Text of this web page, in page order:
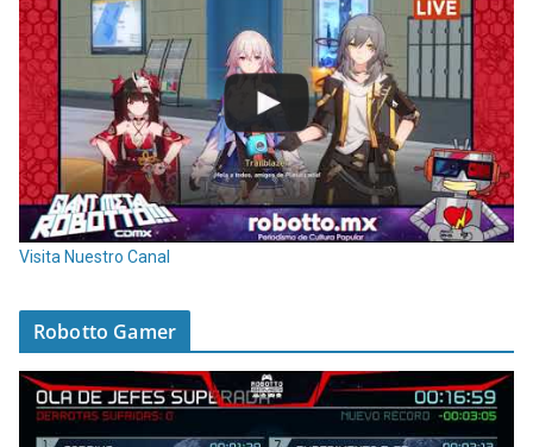
Visita Nuestro Canal
Robotto Gamer